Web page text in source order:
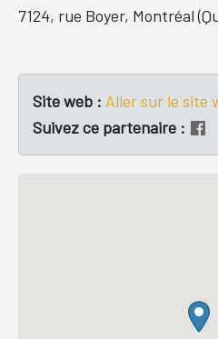
7124, rue Boyer, Montréal
Site web : Aller sur le site
Suivez ce partenaire :